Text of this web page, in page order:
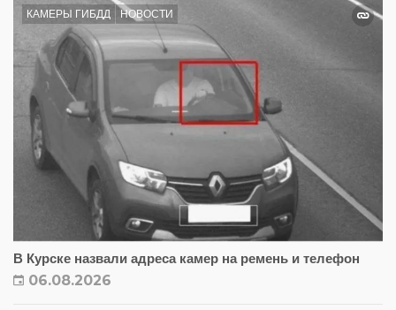
КАМЕРЫ ГИБДД НОВОСТИ
В Курске назвали адреса камер на ремень и телефон
06.08.2026